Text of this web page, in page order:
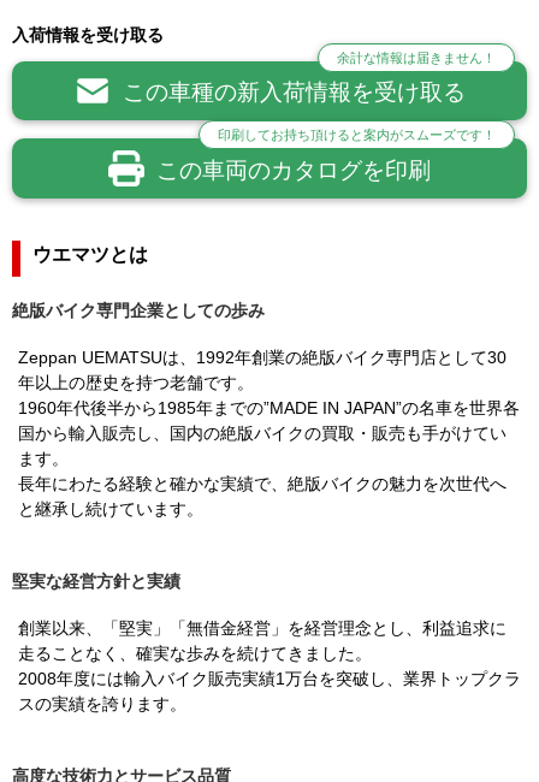
入荷情報を受け取る
この車種の新入荷情報を受け取る
余計な情報は届きません！
この車両のカタログを印刷
印刷してお持ち頂けると案内がスムーズです！
ウエマツとは
絶版バイク専門企業としての歩み
Zeppan UEMATSUは、1992年創業の絶版バイク専門店として30
年以上の歴史を持つ老舗です。
1960年代後半から1985年までの”MADE IN JAPAN”の名車を世界各
国から輸入販売し、国内の絶版バイクの買取・販売も手がけてい
ます。
長年にわたる経験と確かな実績で、絶版バイクの魅力を次世代へ
と継承し続けています。
堅実な経営方針と実績
創業以来、「堅実」「無借金経営」を経営理念とし、利益追求に
走ることなく、確実な歩みを続けてきました。
2008年度には輸入バイク販売実績1万台を突破し、業界トップクラ
スの実績を誇ります。
高度な技術力とサービス品質